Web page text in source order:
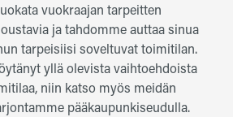
vuokraajan tarpeitten
ja tahdomme auttaa sinua
tarpeisiisi soveltuvat toimitilan.
yllä olevista vaihtoehdoista
niin katso myös meidän
pääkaupunkiseudulla.